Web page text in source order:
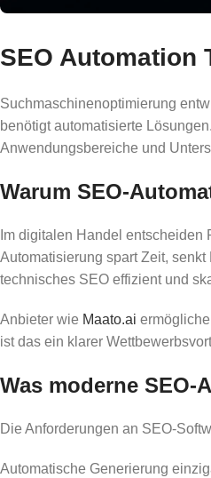
SEO Automation
Suchmaschinenoptimierung
benötigt automatisierte
Anwendungsbereiche und
Warum SEO-
Im digitalen Handel
Automatisierung spart Zeit,
technisches SEO effizient und
Anbieter wie Maato.ai
ist das ein klarer
Was moderne
Die Anforderungen an SEO-
Automatische Generierung